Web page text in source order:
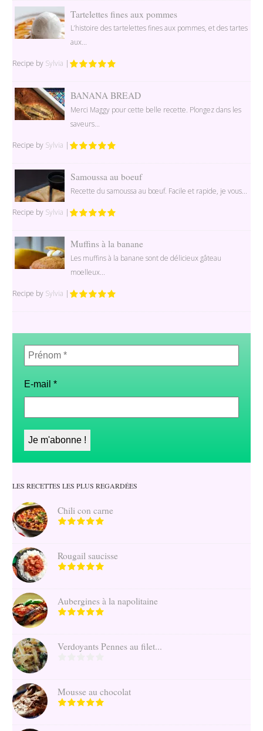
Tartelettes fines aux pommes
L’histoire des tartelettes fines aux pommes, et des tartes
aux...
Recipe by Sylvia
BANANA BREAD
Merci Maggy pour cette belle recette. Plongez dans les
saveurs...
Recipe by Sylvia |
Samoussa au boeuf
Recette du samoussa au bœuf. Facile et rapide, je vous...
Recipe by Sylvia |
Muffins à la banane
Les muffins à la banane sont de délicieux gâteau
moelleux...
Recipe by Sylvia |
Prénom
E-mail*
LES RECETTES LES PLUS REGARDÉES
Chili con carne
Rougail saucisse
Aubergines à la napolitaine
Verdoyants Pennes au filet...
Mousse au chocolat